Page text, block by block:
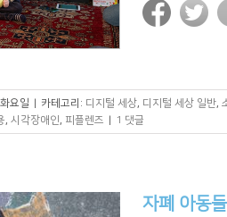
요일 | 카테고리: 디지털 세상, 디지털 세상 일반,
, 시각장애인, 피플렌즈 | 1 댓글
자폐 아동